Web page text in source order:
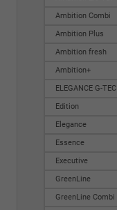
Ambition Combi
Ambition Plus
Ambition fresh
Ambition+
ELEGANCE G-TEC
Edition
Elegance
Essence
Executive
GreenLine
GreenLine Combi